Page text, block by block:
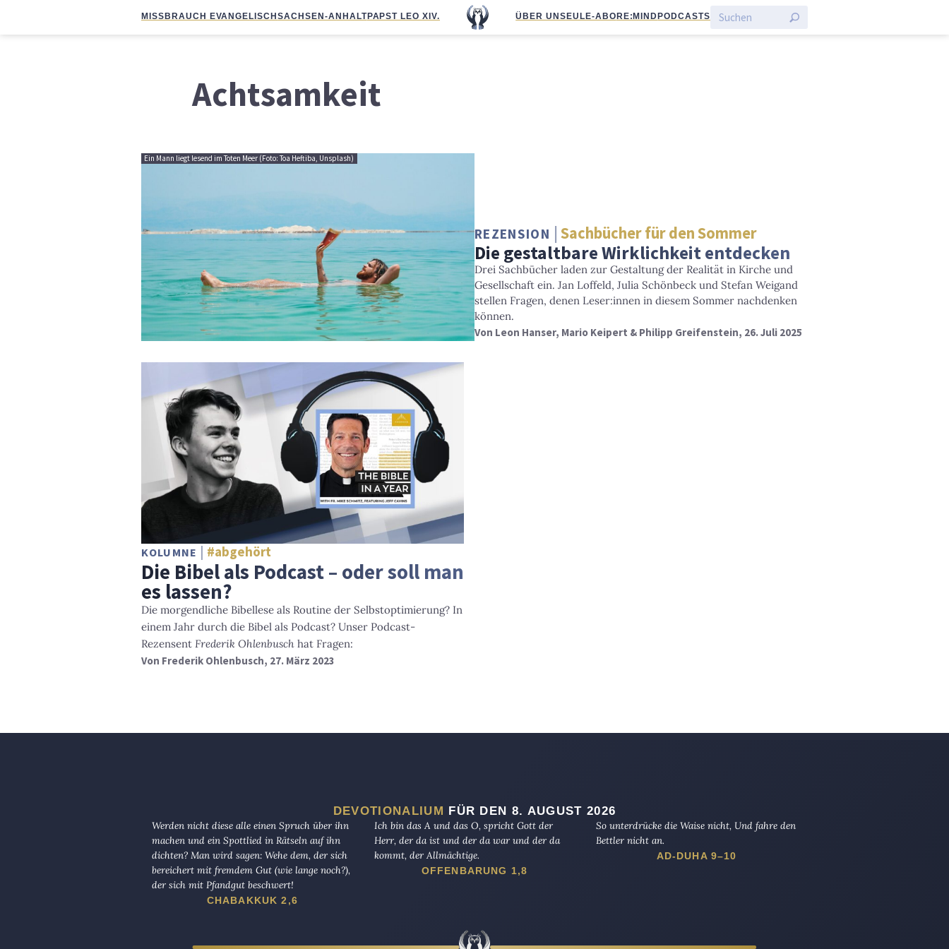
MISSBRAUCH EVANGELISCHSACHSEN-ANHALTPAPST LEO XIV. ÜBER UNS EULE-ABO RE:MIND PODCASTS
Achtsamkeit
Ein Mann liegt lesend im Toten Meer (Foto: Toa Heftiba, Unsplash)
REZENSION Sachbücher für den Sommer
Die gestaltbare Wirklichkeit entdecken
Drei Sachbücher laden zur Gestaltung der Realität in Kirche und
Gesellschaft ein. Jan Loffeld, Julia Schönbeck und Stefan Weigand
stellen Fragen, denen Leser:innen in diesem Sommer nachdenken
können.
Von Leon Hanser, Mario Keipert & Philipp Greifenstein, 26. Juli 2025
KOLUMNE #abgehört
Die Bibel als Podcast – oder soll man
es lassen?
Die morgendliche Bibellese als Routine der Selbstoptimierung? In
einem Jahr durch die Bibel als Podcast? Unser Podcast-
Rezensent Frederik Ohlenbusch hat Fragen:
Von Frederik Ohlenbusch, 27. März 2023
DEVOTIONALIUM FÜR DEN 8. AUGUST 2026
Werden nicht diese alle einen Spruch über ihn
machen und ein Spottlied in Rätseln auf ihn
dichten? Man wird sagen: Wehe dem, der sich
bereichert mit fremdem Gut (wie lange noch?),
der sich mit Pfandgut beschwert!
CHABAKKUK 2,6
Ich bin das A und das O, spricht Gott der
Herr, der da ist und der da war und der da
kommt, der Allmächtige.
OFFENBARUNG 1,8
So unterdrücke die Waise nicht, Und fahre den
Bettler nicht an.
AD-DUHA 9–10